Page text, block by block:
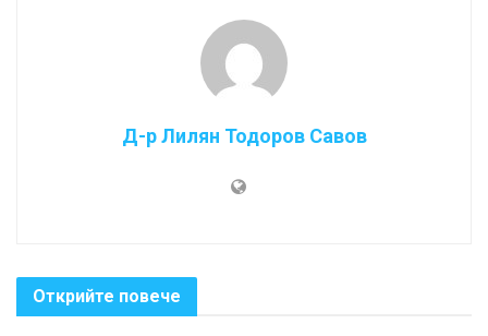
Д-р Лилян Тодоров Савов
Открийте повече